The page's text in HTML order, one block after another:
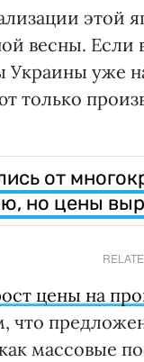
этой
весны.
Украины уже
только
от
но цены
цены на
что
массовые